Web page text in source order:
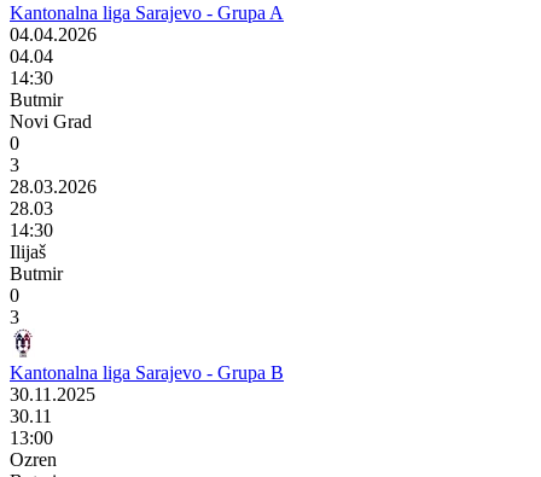
Kantonalna liga Sarajevo - Grupa A
04.04.2026
04.04
14:30
Butmir
Novi Grad
0
3
28.03.2026
28.03
14:30
Ilijaš
Butmir
0
3
Kantonalna liga Sarajevo - Grupa B
30.11.2025
30.11
13:00
Ozren